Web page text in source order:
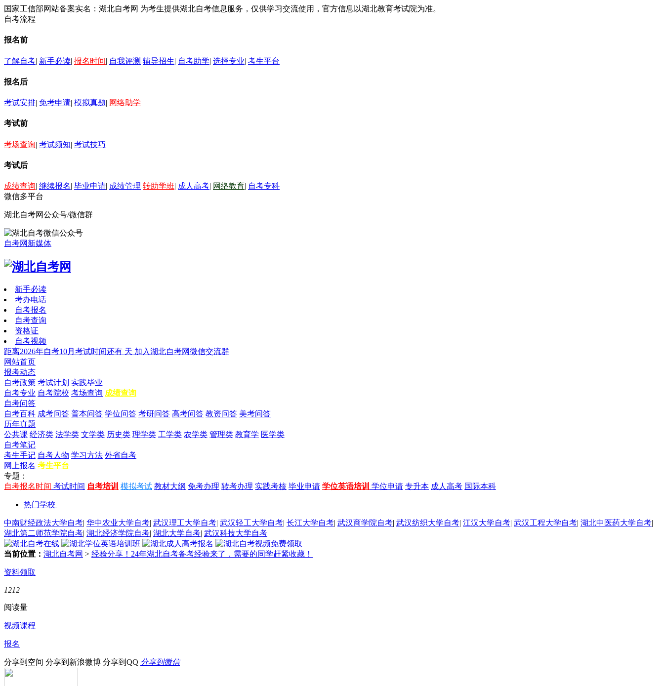
国家工信部网站备案实名：湖北自考网 为考生提供湖北自考信息服务，仅供学习交流使用，官方信息以湖北教育考试院为准。
自考流程
报名前
了解自考| 新手必读| 报名时间| 自我评测 辅导招生| 自考助学| 选择专业| 考生平台
报名后
考试安排| 免考申请| 模拟真题| 网络助学
考试前
考场查询| 考试须知| 考试技巧
考试后
成绩查询| 继续报名| 毕业申请| 成绩管理 转助学班| 成人高考| 网络教育| 自考专科
微信多平台
湖北自考网公众号/微信群
自考网新媒体
新手必读
考办电话
自考报名
自考查询
资格证
自考视频
距离2026年自考10月考试时间还有 天 加入湖北自考网微信交流群
网站首页
报考动态
自考政策 考试计划 实践毕业
自考专业 自考院校 考场查询 成绩查询
自考问答
自考百科 成考问答 普本问答 学位问答 考研问答 高考问答 教资问答 美考问答
历年真题
公共课 经济类 法学类 文学类 历史类 理学类 工学类 农学类 管理类 教育学 医学类
自考笔记
考生手记 自考人物 学习方法 外省自考
网上报名 考生平台
专题：
自考报名时间 考试时间 自考培训 模拟考试 教材大纲 免考办理 转考办理 实践考核 毕业申请 学位英语培训 学位申请 专升本 成人高考 国际本科
热门学校
中南财经政法大学自考| 华中农业大学自考| 武汉理工大学自考| 武汉轻工大学自考| 长江大学自考| 武汉商学院自考| 武汉纺织大学自考| 江汉大学自考| 武汉工程大学自考| 湖北中医药大学自考|
湖北第二师范学院自考| 湖北经济学院自考| 湖北大学自考| 武汉科技大学自考
当前位置： 湖北自考网 > 经验分享！24年湖北自考备考经验来了，需要的同学赶紧收藏！
资料领取
1212
阅读量
视频课程
报名
分享到空间 分享到新浪微博 分享到QQ 分享到微信